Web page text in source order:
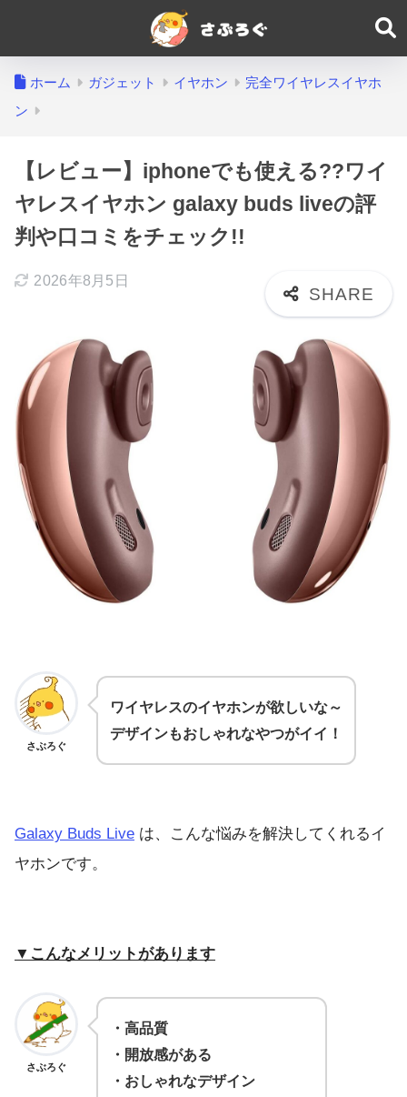
ホーム ガジェット イヤホン
完全ワイヤレスイヤホ
ン
【レビュー】iphoneでも使える??ワイ
ヤレスイヤホン galaxy buds liveの評
判や口コミをチェック!!
2026年8月5日
さぶろぐ
ワイヤレスのイヤホンが欲しいな～
デザインもおしゃれなやつがイイ！
Galaxy Buds Live は、こんな悩みを解決してくれるイ
ヤホンです。
▼こんなメリットがあります
さぶろぐ
・高品質
・開放感がある
・おしゃれなデザイン